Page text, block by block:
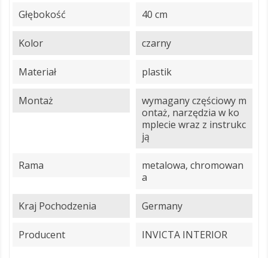
Głębokość 40 cm
Kolor czarny
Materiał plastik
Montaż
wymagany częściowy m
ontaż, narzędzia w ko
mplecie wraz z instrukc
ją
Rama
metalowa, chromowan
a
Kraj Pochodzenia Germany
Producent INVICTA INTERIOR